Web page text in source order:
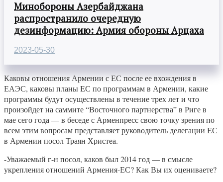
Минобороны Азербайджана
распространило очередную
дезинформацию: Армия обороны Арцаха
2023-05-30
Каковы отношения Армении с ЕС после ее вхождения в
ЕАЭС, каковы планы ЕС по программам в Армении, какие
программы будут осуществлены в течение трех лет и что
произойдет на саммите “Восточного партнерства” в Риге в
мае сего года — в беседе с Арменпресс свою точку зрения по
всем этим вопросам представляет руководитель делегации ЕС
в Армении посол Траян Христеа.
-Уважаемый г-н посол, каков был 2014 год — в смысле
укрепления отношений Армения-ЕС? Как Вы их оцениваете?